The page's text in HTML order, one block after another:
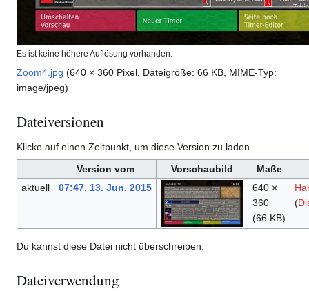
Es ist keine höhere Auflösung vorhanden.
Zoom4.jpg (640 × 360 Pixel, Dateigröße: 66 KB, MIME-Typ:
image/jpeg)
Dateiversionen
Klicke auf einen Zeitpunkt, um diese Version zu laden.
Version vom
Vorschaubild
Maße
aktuell
07:47, 13. Jun. 2015
640 ×
360
(66 KB)
(
Du kannst diese Datei nicht überschreiben.
Dateiverwendung